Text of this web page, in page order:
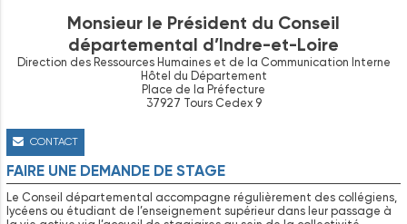
Monsieur le Président du Conseil
départemental d’Indre-et-Loire
Direction des Ressources Humaines et de la Communication Interne
Hôtel du Département
Place de la Préfecture
37927 Tours Cedex 9
CONTACT
FAIRE UNE DEMANDE DE STAGE
Le Conseil départemental accompagne régulièrement des collégiens,
lycéens ou étudiant de l’enseignement supérieur dans leur passage à